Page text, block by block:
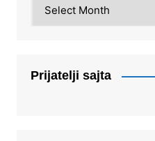
Prijatelji sajta